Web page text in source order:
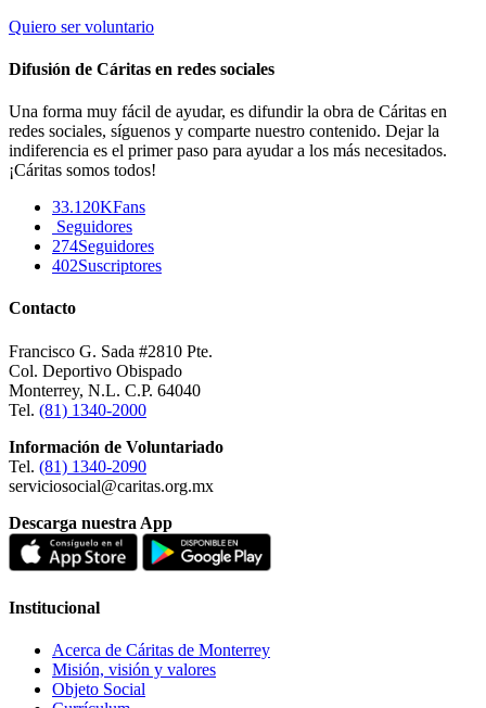
Quiero ser voluntario
Difusión de Cáritas en redes sociales
Una forma muy fácil de ayudar, es difundir la obra de Cáritas en
redes sociales, síguenos y comparte nuestro contenido. Dejar la
indiferencia es el primer paso para ayudar a los más necesitados.
¡Cáritas somos todos!
33.120KFans
Seguidores
274Seguidores
402Suscriptores
Contacto
Francisco G. Sada #2810 Pte.
Col. Deportivo Obispado
Monterrey, N.L. C.P. 64040
Tel. (81) 1340-2000
Información de Voluntariado
Tel. (81) 1340-2090
serviciosocial@caritas.org.mx
Descarga nuestra App
Institucional
Acerca de Cáritas de Monterrey
Misión, visión y valores
Objeto Social